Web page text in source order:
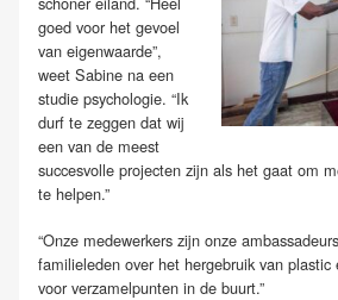
goed voor het gevoel
van eigenwaarde”,
weet Sabine na een
studie psychologie. “Ik
durf te zeggen dat wij
een van de meest
succesvolle projecten zijn als het gaat om
te helpen.”
“Onze medewerkers zijn onze
familieleden over het hergebruik van plastic
voor verzamelpunten in de buurt.”